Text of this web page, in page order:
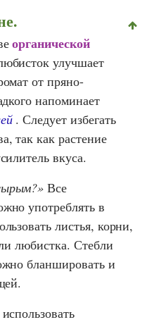
органической
улучшает
от пряно-
напоминает
. Следует избегать
так как растение
вкуса.
Все
употреблять в
листья, корни,
любистка. Стебли
бланшировать и